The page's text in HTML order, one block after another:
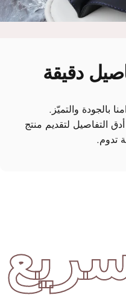
دقيقة
بالجودة والتميّز.
التفاصيل لتقديم منتج